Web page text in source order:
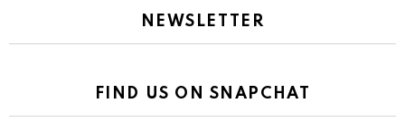
NEWSLETTER
FIND US ON SNAPCHAT